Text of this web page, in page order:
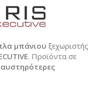
μπάνιου ξεχωριστής
. Προϊόντα σε
αυστηρότερες